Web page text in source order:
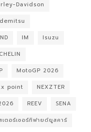
Davidson
IM
Isuzu
MotoGP 2026
point
NEXZTER
REEV
SENA
เตอร์เซอร์ทิฟายด์ยูสคาร์